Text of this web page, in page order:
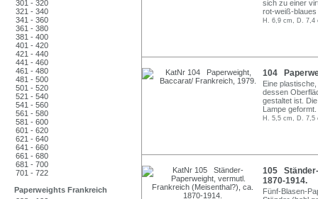
301 - 320
321 - 340
341 - 360
361 - 380
381 - 400
401 - 420
421 - 440
441 - 460
461 - 480
481 - 500
501 - 520
521 - 540
541 - 560
561 - 580
581 - 600
601 - 620
621 - 640
641 - 660
661 - 680
681 - 700
701 - 722
Paperweights Frankreich
sich zu einer
rot-weiß-blaues
H. 6,9 cm, D. 7,4
104
Eine
dessen
gestaltet ist.
Lampe
H. 5,5 cm, D. 7,5
105
1870-1914.
Fünf-Blasen-